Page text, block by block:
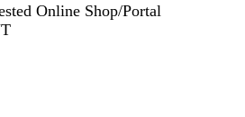
Online Shop/Portal